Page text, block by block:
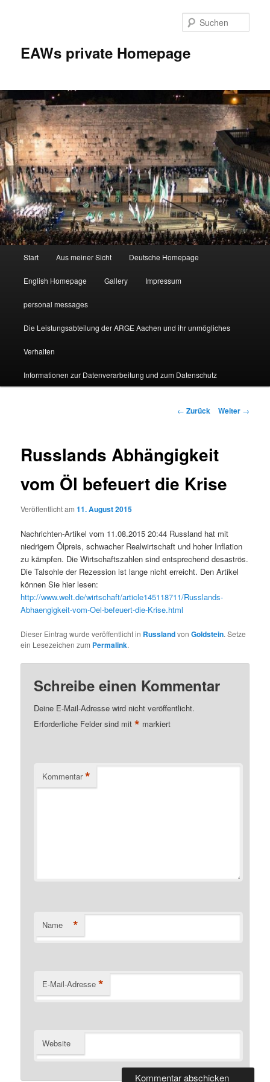
EAWs private Homepage
Start Aus meiner Sicht Deutsche Homepage
English Homepage Gallery Impressum
personal messages
Die Leistungsabteilung der ARGE Aachen und ihr unmögliches
Verhalten
Informationen zur Datenverarbeitung und zum Datenschutz
Beitragsnavigation
← Zurück Weiter →
Russlands Abhängigkeit
vom Öl befeuert die Krise
Veröffentlicht am11. August 2015
Nachrichten-Artikel vom 11.08.2015 20:44 Russland hat mit
niedrigem Ölpreis, schwacher Realwirtschaft und hoher Inflation
zu kämpfen. Die Wirtschaftszahlen sind entsprechend desaströs.
Die Talsohle der Rezession ist lange nicht erreicht. Den Artikel
können Sie hier lesen:
http://www.welt.de/wirtschaft/article145118711/Russlands-
Abhaengigkeit-vom-Oel-befeuert-die-Krise.html
Dieser Eintrag wurde veröffentlicht in RusslandvonGoldstein. Setze
ein Lesezeichen zum Permalink.
Schreibe einen Kommentar
Deine E-Mail-Adresse wird nicht veröffentlicht.
Erforderliche Felder sind mit* markiert
Kommentar *
Name *
E-Mail-Adresse *
Website